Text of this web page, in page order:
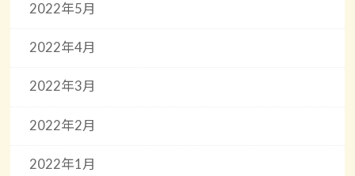
2022年5月
2022年4月
2022年3月
2022年2月
2022年1月